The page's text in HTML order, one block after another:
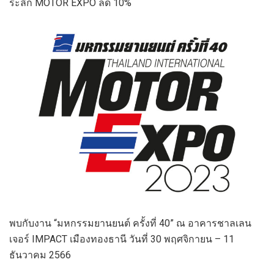
ระลึก MOTOR EXPO ลด 10%
พบกับงาน “มหกรรมยานยนต์ ครั้งที่ 40” ณ อาคารชาลเลน
เจอร์ IMPACT เมืองทองธานี วันที่ 30 พฤศจิกายน – 11
ธันวาคม 2566